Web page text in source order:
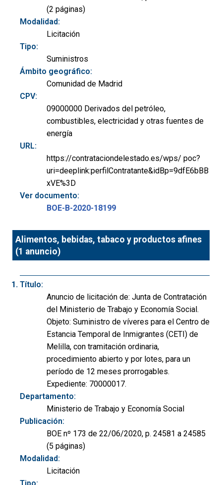
(2 páginas)
Modalidad:
Licitación
Tipo:
Suministros
Ámbito geográfico:
Comunidad de Madrid
CPV:
09000000 Derivados del petróleo,
combustibles, electricidad y otras fuentes de
energía
URL:
https://contrataciondelestado.es/wps/ poc?
uri=deeplink:perfilContratante&idBp=9dfE6bBB
xVE%3D
Ver documento:
BOE-B-2020-18199
Alimentos, bebidas, tabaco y productos afines
(1 anuncio)
Título:
Anuncio de licitación de: Junta de Contratación
del Ministerio de Trabajo y Economía Social.
Objeto: Suministro de víveres para el Centro de
Estancia Temporal de Inmigrantes (CETI) de
Melilla, con tramitación ordinaria,
procedimiento abierto y por lotes, para un
período de 12 meses prorrogables.
Expediente: 70000017.
Departamento:
Ministerio de Trabajo y Economía Social
Publicación:
BOE nº 173 de 22/06/2020, p. 24581 a 24585
(5 páginas)
Modalidad:
Licitación
Tipo: